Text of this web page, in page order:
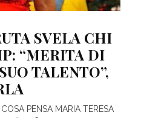
SVELA CHI
“MERITA DI
TALENTO”,
PENSA MARIA TERESA